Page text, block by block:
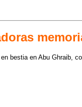
bestia en Abu Ghraib,